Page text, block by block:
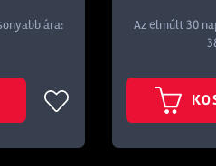
ára:
Az elmúlt 30